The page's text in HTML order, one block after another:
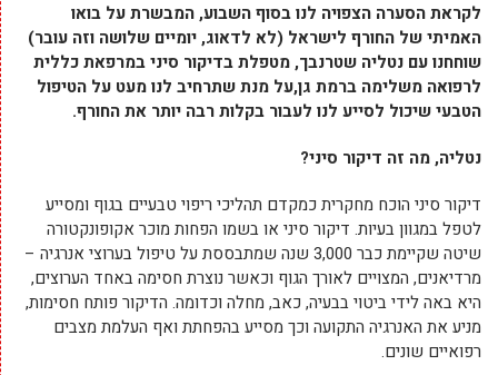
לקראת הסערה הצפויה לנו בסוף השבוע, המבשרת על בואו
האמיתי של החורף לישראל (לא לדאוג, יומיים שלושה וזה עובר)
שוחחנו עם נטליה שטרנבך, מטפלת בדיקור סיני במרפאת כללית
לרפואה משלימה ברמת גן,על מנת שתרחיב לנו מעט על הטיפול
הטבעי שיכול לסייע לנו לעבור בקלות רבה יותר את החורף.
נטליה, מה זה דיקור סיני?
דיקור סיני הוכח מחקרית כמקדם תהליכי ריפוי טבעיים בגוף ומסייע
לטפל במגוון בעיות. דיקור סיני או בשמו הפחות מוכר אקופונקטורה
שיטה שקיימת כבר 3,000 שנה שמתבססת על טיפול בערוצי אנרגיה –
מרדיאנים, המצויים לאורך הגוף וכאשר נוצרת חסימה באחד הערוצים,
היא באה לידי ביטוי בבעיה, כאב, מחלה וכדומה. הדיקור פותח חסימות,
מניע את האנרגיה התקועה וכך מסייע בהפחתת ואף העלמת מצבים
רפואיים שונים.